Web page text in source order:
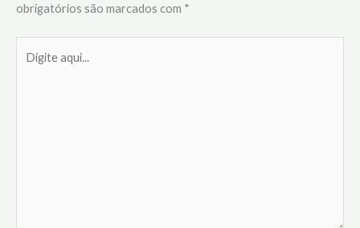
obrigatórios são marcados com *
aqui...